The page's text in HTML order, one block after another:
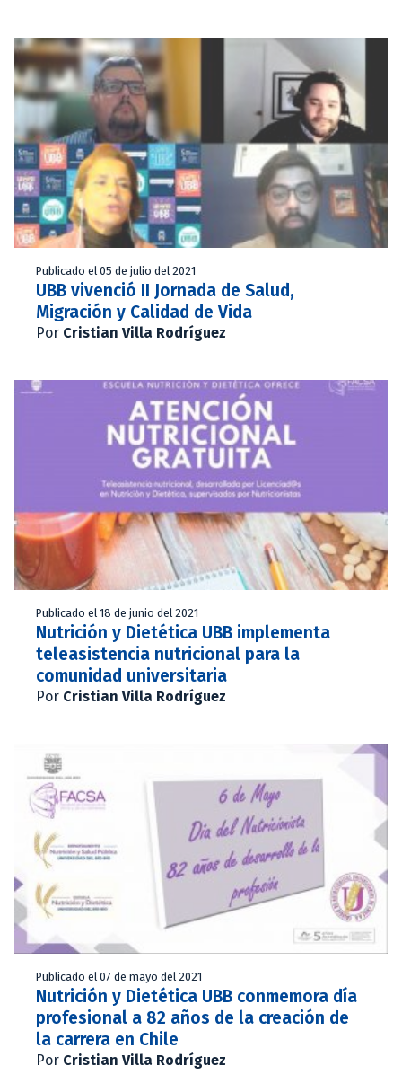
Publicado el 05 de julio del 2021
UBB vivenció II Jornada de Salud,
Migración y Calidad de Vida
Por Cristian Villa Rodríguez
Publicado el 18 de junio del 2021
Nutrición y Dietética UBB implementa
teleasistencia nutricional para la
comunidad universitaria
Por Cristian Villa Rodríguez
Publicado el 07 de mayo del 2021
Nutrición y Dietética UBB conmemora día
profesional a 82 años de la creación de
la carrera en Chile
Por Cristian Villa Rodríguez